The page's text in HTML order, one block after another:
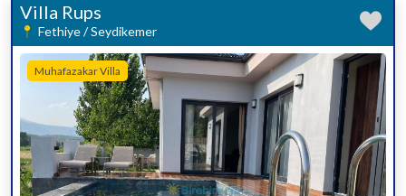
Villa Rups
Fethiye / Seydikemer
Muhafazakar Villa